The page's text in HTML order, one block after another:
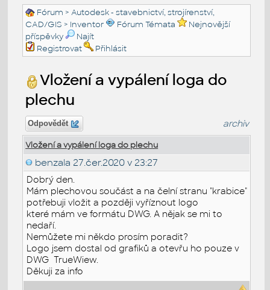
Fórum >Autodesk - stavebnictví, strojírenství,
CAD/GIS > Inventor Fórum Témata
Nejnovější
příspěvky
Najít
Registrovat
Přihlásit
Vložení a vypálení loga do
plechu
Odpovědět archiv
Vložení a vypálení loga do plechu
benzala 27.čer.2020 v 23:27
Dobrý den.
Mám plechovou součást a na čelní stranu "krabice"
potřebuji vložit a později vyříznout logo
které mám ve formátu DWG. A nějak se mi to
nedaří.
Nemůžete mi někdo prosím poradit?
Logo jsem dostal od grafiků a otevřu ho pouze v
DWG TrueWiew.
Děkuji za info